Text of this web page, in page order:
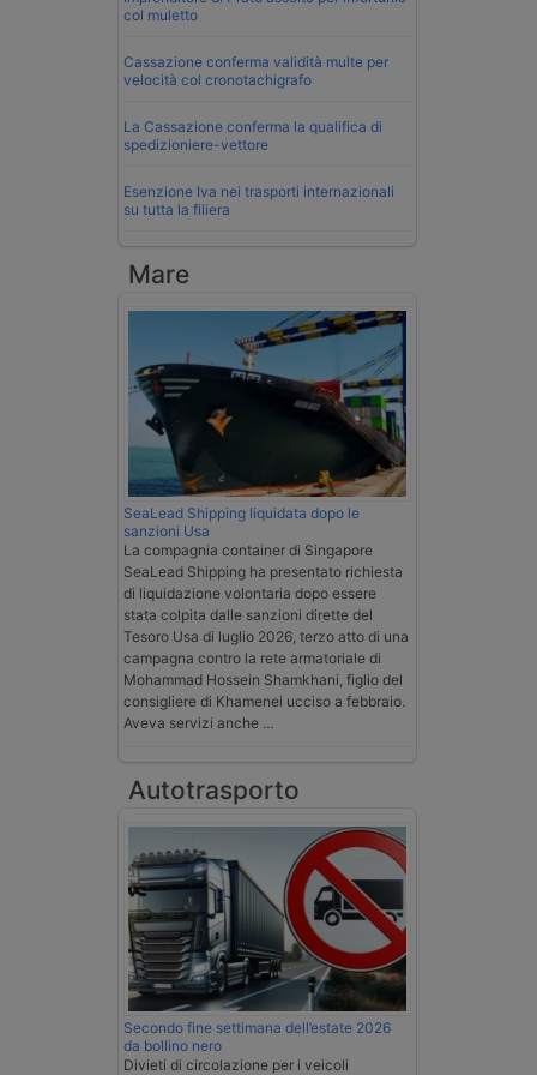
col muletto
Cassazione conferma validità multe per
velocità col cronotachigrafo
La Cassazione conferma la qualifica di
spedizioniere-vettore
Esenzione Iva nei trasporti internazionali
su tutta la filiera
Mare
SeaLead Shipping liquidata dopo le
sanzioni Usa
La compagnia container di Singapore
SeaLead Shipping ha presentato richiesta
di liquidazione volontaria dopo essere
stata colpita dalle sanzioni dirette del
Tesoro Usa di luglio 2026, terzo atto di una
campagna contro la rete armatoriale di
Mohammad Hossein Shamkhani, figlio del
consigliere di Khamenei ucciso a febbraio.
Aveva servizi anche …
Autotrasporto
Secondo fine settimana dell’estate 2026
da bollino nero
Divieti di circolazione per i veicoli